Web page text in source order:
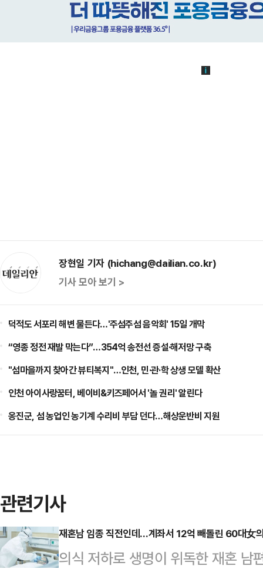
장현일 기자 (hichang@dailian.co.kr)
기사 모아 보기 >
덕적도 서포리 해변 물든다…'주섬주섬 음악회' 15일 개막
“영종 정전 재발 막는다”…354억 송전선 증설·해저망 구축
"섬마을까지 찾아간 뷰티복지"…인천, 민·관·학 상생 모델 확산
인천 아이사랑꿈터, 베이비&키즈페어서 '놀 권리' 알린다
옹진군, 섬 농업인 농기계 수리비 부담 던다…해상운반비 지원
관련기사
재혼남 임종 직전인데…계좌서 12억 빼돌린 60대女
의식 저하로 생명이 위독한 재혼 남